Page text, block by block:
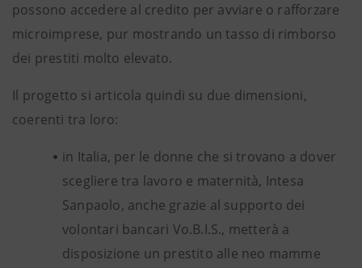
possono accedere al credito per avviare o rafforzare
microimprese, pur mostrando un tasso di rimborso
dei prestiti molto elevato.
Il progetto si articola quindi su due dimensioni,
coerenti tra loro:
in Italia, per le donne che si trovano a dover
scegliere tra lavoro e maternità, Intesa
Sanpaolo, anche grazie al supporto dei
volontari bancari Vo.B.I.S., metterà a
disposizione un prestito alle neo mamme